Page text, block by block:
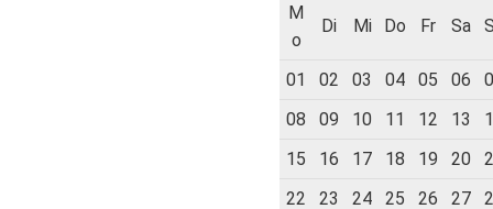
M
o
Di Mi Do Fr Sa
01 02 03 04 05 06
08
09 10 11 12 13
15
16 17 18 19 20
22
23 24 25 26 27